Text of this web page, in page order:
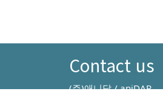
Contact us
(주)애니답 / aniDAP